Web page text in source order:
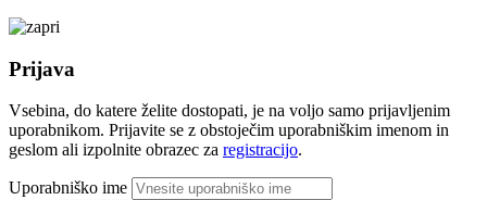
Prijava
Vsebina, do katere želite dostopati, je na voljo samo prijavljenim
uporabnikom. Prijavite se z obstoječim uporabniškim imenom in
geslom ali izpolnite obrazec za registracijo.
Uporabniško ime